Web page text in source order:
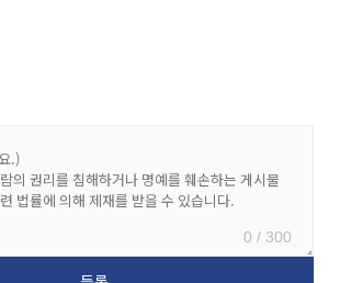
0 / 300